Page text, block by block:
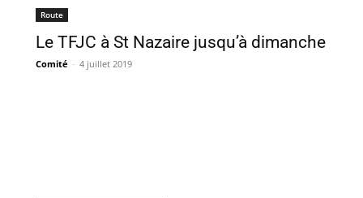
Route
Le TFJC à St Nazaire jusqu’à dimanche
Comité - 4 juillet 2019